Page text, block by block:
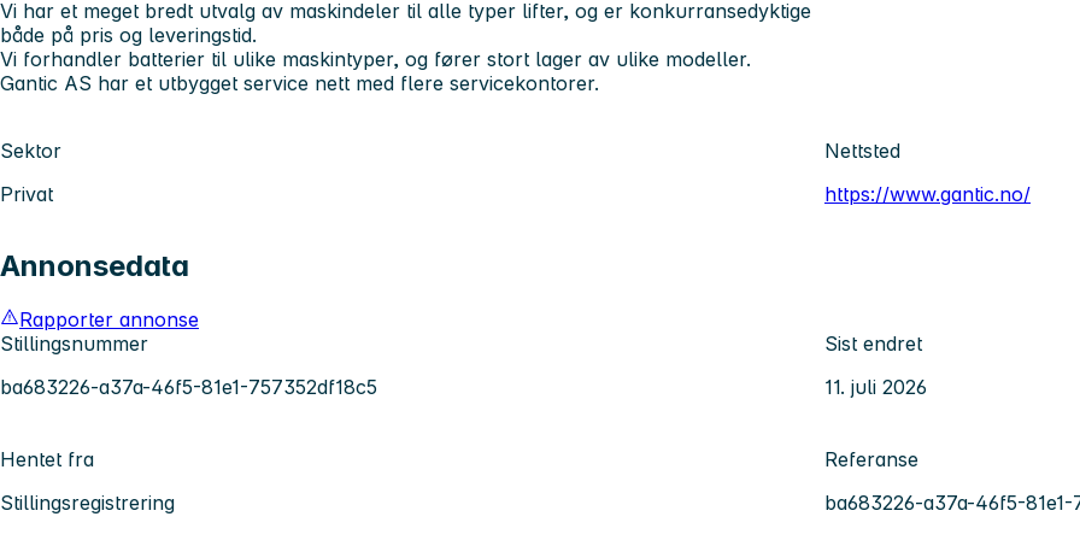
Vi har et meget bredt utvalg av maskindeler til alle typer lifter, og er konkurransedyktige
både på pris og leveringstid.
Vi forhandler batterier til ulike maskintyper, og fører stort lager av ulike modeller.
Gantic AS har et utbygget service nett med flere servicekontorer.
Sektor
Privat
Nettsted
https://www.gantic.no/
Annonsedata
Rapporter annonse
Stillingsnummer
ba683226-a37a-46f5-81e1-757352df18c5
Sist endret
11. juli 2026
Hentet fra
Stillingsregistrering
Referanse
ba683226-a37a-46f5-81e1-